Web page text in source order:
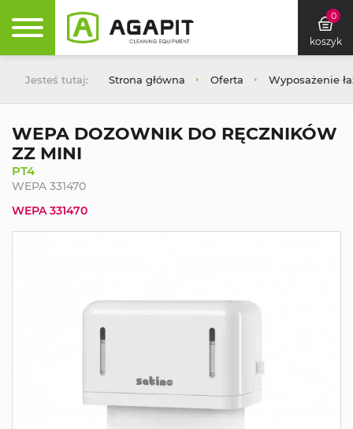
0
koszyk
Jesteś tutaj: Strona główna Oferta Wyposażenie
WEPA DOZOWNIK DO RĘCZNIKÓW
ZZ MINI
PT4
WEPA 331470
WEPA 331470